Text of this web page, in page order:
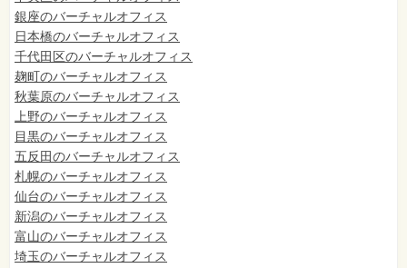
銀座のバーチャルオフィス
日本橋のバーチャルオフィス
千代田区のバーチャルオフィス
麹町のバーチャルオフィス
秋葉原のバーチャルオフィス
上野のバーチャルオフィス
目黒のバーチャルオフィス
五反田のバーチャルオフィス
札幌のバーチャルオフィス
仙台のバーチャルオフィス
新潟のバーチャルオフィス
富山のバーチャルオフィス
埼玉のバーチャルオフィス